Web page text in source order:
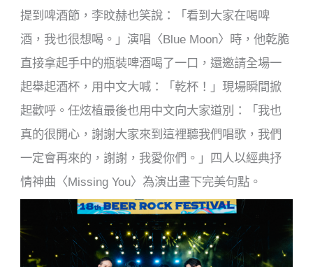
提到啤酒節，李旼赫也笑說：「看到大家在喝啤
酒，我也很想喝。」演唱〈Blue Moon〉時，他乾脆
直接拿起手中的瓶裝啤酒喝了一口，還邀請全場一
起舉起酒杯，用中文大喊：「乾杯！」現場瞬間掀
起歡呼。任炫植最後也用中文向大家道別：「我也
真的很開心，謝謝大家來到這裡聽我們唱歌，我們
一定會再來的，謝謝，我愛你們。」四人以經典抒
情神曲〈Missing You〉為演出畫下完美句點。